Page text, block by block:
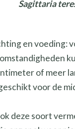
Sagittaria
en voeding:
of meer
voor de
deze soort